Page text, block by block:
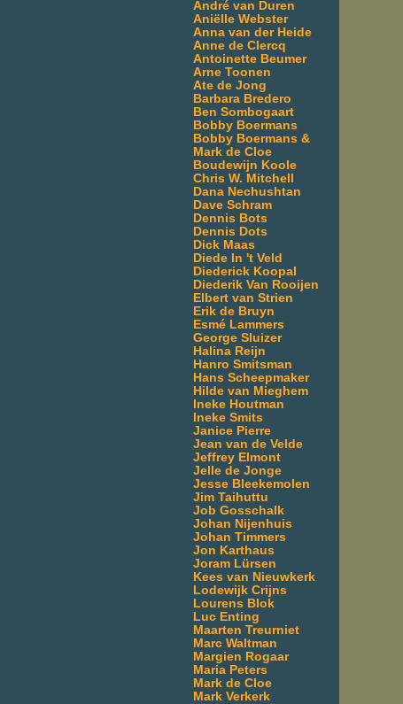
André van Duren
Aniëlle Webster
Anna van der Heide
Anne de Clercq
Antoinette Beumer
Arne Toonen
Ate de Jong
Barbara Bredero
Ben Sombogaart
Bobby Boermans
Bobby Boermans &
Mark de Cloe
Boudewijn Koole
Chris W. Mitchell
Dana Nechushtan
Dave Schram
Dennis Bots
Dennis Dots
Dick Maas
Diede In 't Veld
Diederick Koopal
Diederik Van Rooijen
Elbert van Strien
Erik de Bruyn
Esmé Lammers
George Sluizer
Halina Reijn
Hanro Smitsman
Hans Scheepmaker
Hilde van Mieghem
Ineke Houtman
Ineke Smits
Janice Pierre
Jean van de Velde
Jeffrey Elmont
Jelle de Jonge
Jesse Bleekemolen
Jim Taihuttu
Job Gosschalk
Johan Nijenhuis
Johan Timmers
Jon Karthaus
Joram Lürsen
Kees van Nieuwkerk
Lodewijk Crijns
Lourens Blok
Luc Enting
Maarten Treurniet
Marc Waltman
Margien Rogaar
Maria Peters
Mark de Cloe
Mark Verkerk